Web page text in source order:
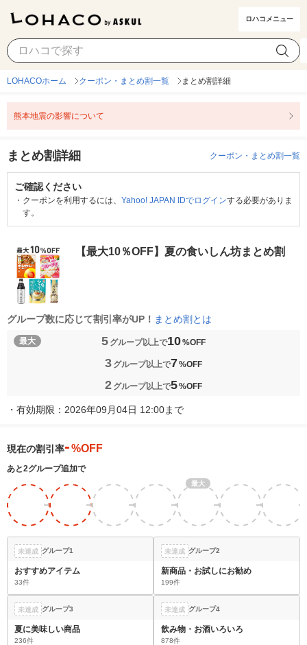
ロハコメニュー
LOHACOホーム クーポン・まとめ割一覧 まとめ割詳細
熊本地震の影響について
まとめ割詳細 クーポン・まとめ割一覧
ご確認ください
・ クーポンを利用するには、 Yahoo! JAPAN IDでログインする必要がありま
す。
【最大10％OFF】夏の食いしん坊まとめ割
グループ数に応じて割引率がUP！ まとめ割とは
最大 5 グループ以上で10%OFF
3 グループ以上で7%OFF
2 グループ以上で5%OFF
・ 有効期限：2026年09月04日 12:00まで
現在の割引率-%OFF
あと2グループ追加で
商品を
選ぶ
5%
OFF
7%
7%
10%
OFF
最大
10%
10%
未達成 グループ1
おすすめアイテム
33件
未達成 グループ2
新商品・お試しにお勧め
199件
未達成 グループ3
夏に美味しい商品
236件
未達成 グループ4
飲み物・お酒いろいろ
878件